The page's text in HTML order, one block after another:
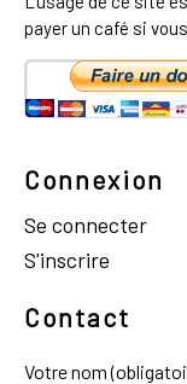
payer un café si
Connexion
Se connecter
S'inscrire
Contact
Votre nom